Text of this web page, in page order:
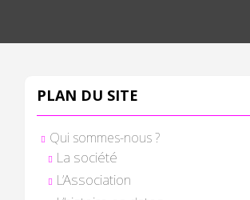
PLAN DU SITE
Qui sommes-nous ?
La société
L’Association